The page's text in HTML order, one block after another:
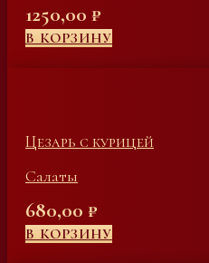
1250,00 ₽
В КОРЗИНУ
Цезарь с курицей
Салаты
680,00 ₽
В КОРЗИНУ